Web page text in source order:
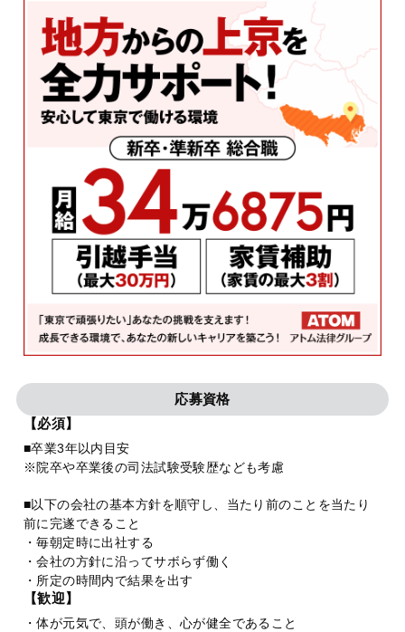
応募資格
【必須】
■卒業3年以内目安
※院卒や卒業後の司法試験受験歴なども考慮
■以下の会社の基本方針を順守し、当たり前のことを当たり
前に完遂できること
・毎朝定時に出社する
・会社の方針に沿ってサボらず働く
・所定の時間内で結果を出す
【歓迎】
・体が元気で、頭が働き、心が健全であること